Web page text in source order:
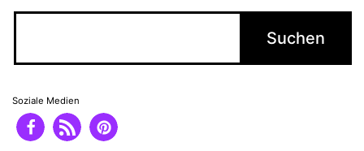
Soziale Medien